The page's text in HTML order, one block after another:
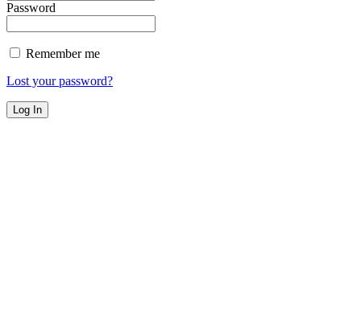
Password
Remember me
Lost your password?